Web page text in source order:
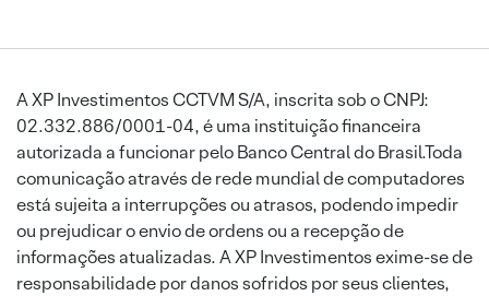
A XP Investimentos CCTVM S/A, inscrita sob o CNPJ:
02.332.886/0001-04, é uma instituição financeira
autorizada a funcionar pelo Banco Central do Brasil.Toda
comunicação através de rede mundial de computadores
está sujeita a interrupções ou atrasos, podendo impedir
ou prejudicar o envio de ordens ou a recepção de
informações atualizadas. A XP Investimentos exime-se de
responsabilidade por danos sofridos por seus clientes,